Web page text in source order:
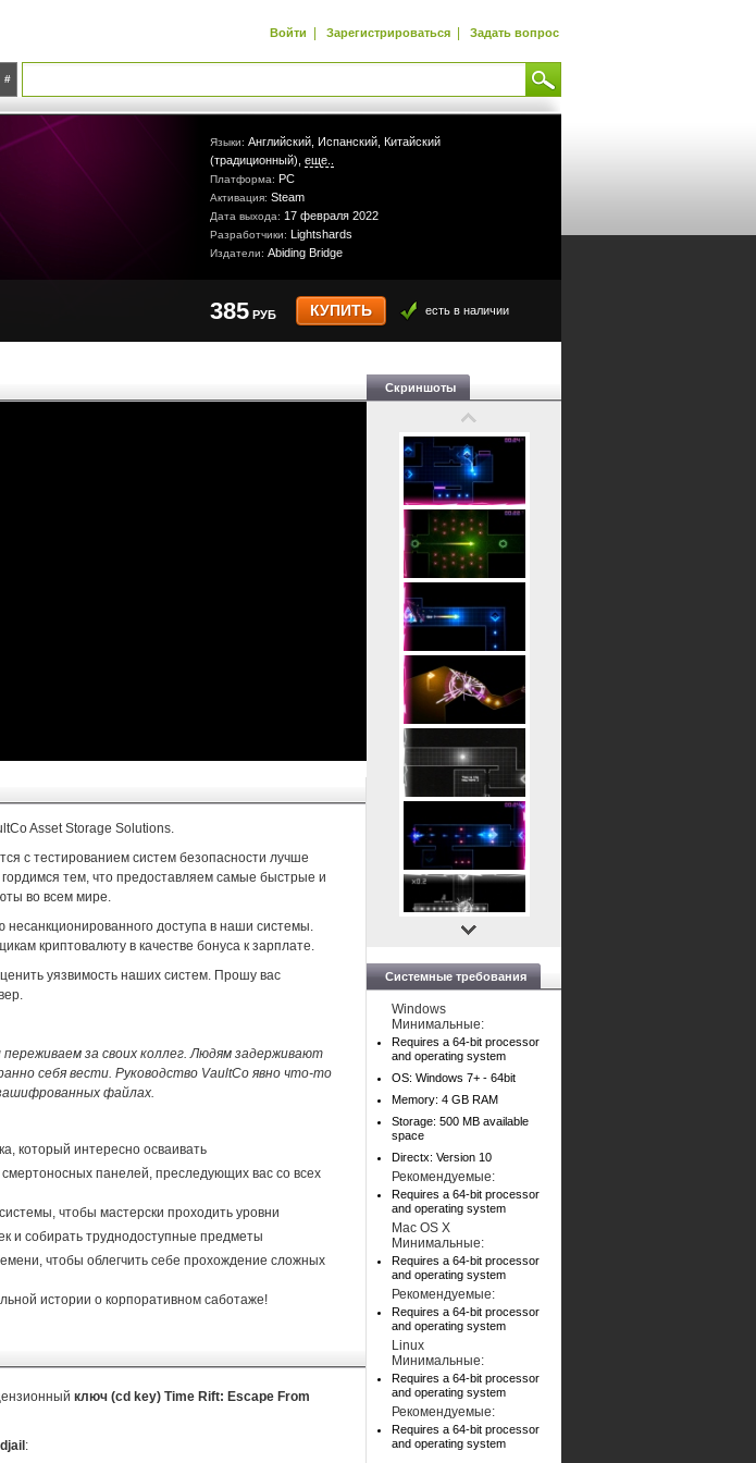
Войти | Зарегистрироваться | Задать вопрос
#
Языки: Английский, Испанский, Китайский
(традиционный), еще..
Платформа: PC
Активация: Steam
Дата выхода: 17 февраля 2022
Разработчики: Lightshards
Издатели: Abiding Bridge
385 РУБ КУПИТЬ есть в наличии
Asset Storage Solutions.
с тестированием систем безопасности лучше
тем, что предоставляем самые быстрые и
во всем мире.
доступа в наши системы.
криптовалюту в качестве бонуса к зарплате.
уязвимость наших систем. Прошу вас
за своих коллег. Людям задерживают
себя вести. Руководство VaultCo явно что-то
файлах.
который интересно осваивать
панелей, преследующих вас со всех
чтобы мастерски проходить уровни
и собирать труднодоступные предметы
чтобы облегчить себе прохождение сложных
истории о корпоративном саботаже!
ключ (cd key) Time Rift: Escape From
:
Скриншоты
Системные требования
Windows
Минимальные:
Requires a 64-bit processor
and operating system
OS: Windows 7+ - 64bit
Memory: 4 GB RAM
Storage: 500 MB available
space
Directx: Version 10
Рекомендуемые:
Requires a 64-bit processor
and operating system
Mac OS X
Минимальные:
Requires a 64-bit processor
and operating system
Рекомендуемые:
Requires a 64-bit processor
and operating system
Linux
Минимальные:
Requires a 64-bit processor
and operating system
Рекомендуемые:
Requires a 64-bit processor
and operating system